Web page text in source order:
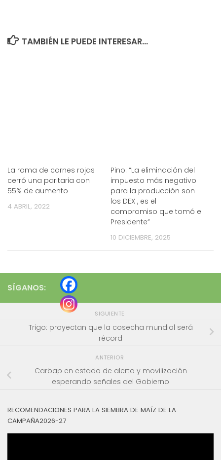
TAMBIÉN LE PUEDE INTERESAR...
La rama de carnes rojas
cerró una paritaria con
55% de aumento
4 ABRIL, 2022
Pino: “La eliminación del
impuesto más negativo
para la producción son
los DEX , es el
compromiso que tomó el
Presidente”
10 DICIEMBRE, 2025
SÍGANOS:
SIGUIENTE
Trigo: proyectan que la cosecha mundial será
récord
ANTERIOR
Carbap en estado de alerta y movilización
esperando señales del Gobierno
RECOMENDACIONES PARA LA SIEMBRA DE MAÍZ DE LA
CAMPAÑA2026-27